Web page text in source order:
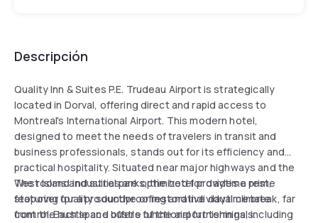
Descripción
Quality Inn & Suites P.E. Trudeau Airport is strategically
located in Dorval, offering direct and rapid access to
Montreal's International Airport. This modern hotel,
designed to meet the needs of travelers in transit and
business professionals, stands out for its efficiency and
practical hospitality. Situated near major highways and the
West Island industrial parks, the hotel provides a prime
stopover for a productive or restorative daytime break, far
from the hustle and bustle of the airport terminals.
The rooms and suites are optimized for daytime rest,
featuring quality soundproofing and individual climate
control. Each space offers functional furnishings, including